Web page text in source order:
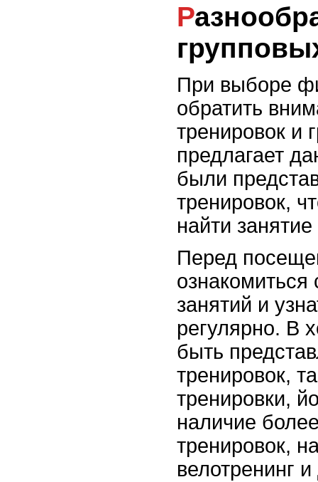
Разнообразие тренировок и
При выборе
обратить
тренировок и
предлагает
были
тренировок,
найти
Перед
занятий и
регулярно. В
быть
тренировок,
тренировки,
наличие
тренировок,
велотренинг